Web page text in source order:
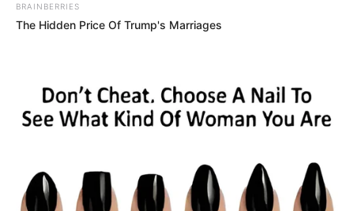
BRAINBERRIES
The Hidden Price Of Trump's Marriages